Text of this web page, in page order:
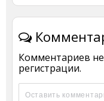
Комментариев
регистрации.